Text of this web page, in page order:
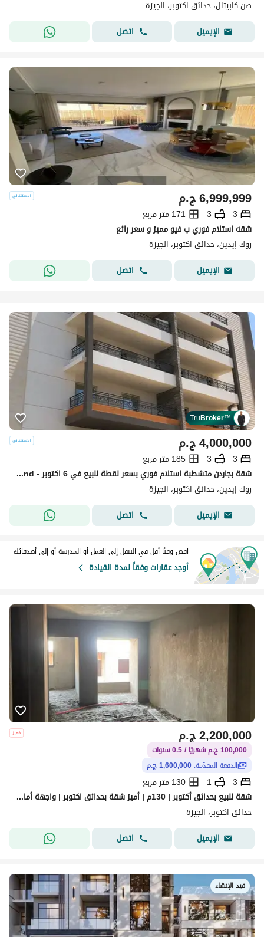
صن كابيتال، حدائق اكتوبر، الجيزة
الإيميل
اتصل
ج.م6,999,999
3
3
171 متر مربع
شقه استلام فوري ب فيو مميز و سعر رائع
روك إيدين، حدائق اكتوبر، الجيزة
الإيميل
اتصل
TruBroker™
ج.م4,000,000
3
3
185 متر مربع
شقة بجاردن متشطبة استلام فوري بسعر لقطة للبيع في 6 اكتوبر - Rock eden compound
روك إيدين، حدائق اكتوبر، الجيزة
الإيميل
اتصل
اقض وقتًا أقل في التنقل إلى العمل أو المدرسة أو إلى أصدقائك
أوجد عقارات وفقاً لمدة القيادة
ج.م2,200,000
100,000 ج.م شهريًا / 0.5 سنوات
الدفعة المقدّمة: 1,600,000 ج.م
3
1
130 متر مربع
شقة للبيع بحدائق أكتوبر | 130م | أميز شقة بحدائق اكتوبر | واجهة أمامية | فيو مفتوح على الممشى السياحي والمونوريل
حدائق اكتوبر، الجيزة
الإيميل
اتصل
قيد الإنشاء